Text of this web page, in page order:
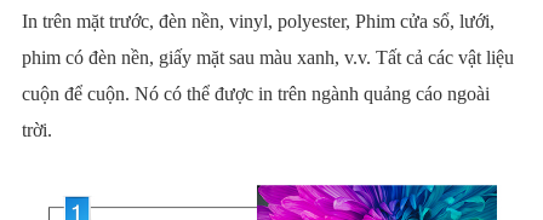
In trên mặt trước, đèn nền, vinyl, polyester, Phim cửa sổ, lưới,
phim có đèn nền, giấy mặt sau màu xanh, v.v. Tất cả các vật liệu
cuộn để cuộn. Nó có thể được in trên ngành quảng cáo ngoài
trời.